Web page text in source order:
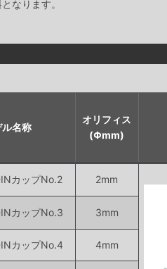
なります。
ル名称
オリフィス
(Φmm)
カップNo.2 2mm
カップNo.3 3mm
カップNo.4 4mm